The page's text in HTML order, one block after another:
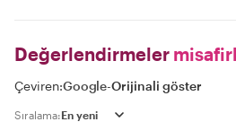
Değerlendirmeler
Çeviren:Google-Orijinali göster
Sıralama: